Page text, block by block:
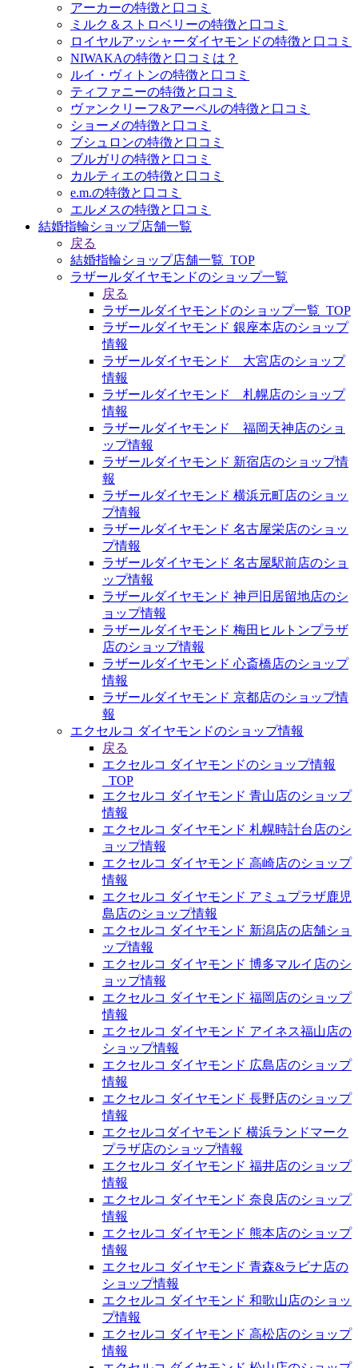
アーカーの特徴と口コミ
ミルク＆ストロベリーの特徴と口コミ
ロイヤルアッシャーダイヤモンドの特徴と口コミ
NIWAKAの特徴と口コミは？
ルイ・ヴィトンの特徴と口コミ
ティファニーの特徴と口コミ
ヴァンクリーフ&アーペルの特徴と口コミ
ショーメの特徴と口コミ
ブシュロンの特徴と口コミ
ブルガリの特徴と口コミ
カルティエの特徴と口コミ
e.m.の特徴と口コミ
エルメスの特徴と口コミ
結婚指輪ショップ店舗一覧
戻る
結婚指輪ショップ店舗一覧_TOP
ラザールダイヤモンドのショップ一覧
戻る
ラザールダイヤモンドのショップ一覧_TOP
ラザールダイヤモンド 銀座本店のショップ
情報
ラザールダイヤモンド 大宮店のショップ
情報
ラザールダイヤモンド 札幌店のショップ
情報
ラザールダイヤモンド 福岡天神店のショ
ップ情報
ラザールダイヤモンド 新宿店のショップ情
報
ラザールダイヤモンド 横浜元町店のショッ
プ情報
ラザールダイヤモンド 名古屋栄店のショッ
プ情報
ラザールダイヤモンド 名古屋駅前店のショ
ップ情報
ラザールダイヤモンド 神戸旧居留地店のシ
ョップ情報
ラザールダイヤモンド 梅田ヒルトンプラザ
店のショップ情報
ラザールダイヤモンド 心斎橋店のショップ
情報
ラザールダイヤモンド 京都店のショップ情
報
エクセルコ ダイヤモンドのショップ情報
戻る
エクセルコ ダイヤモンドのショップ情報
_TOP
エクセルコ ダイヤモンド 青山店のショップ
情報
エクセルコ ダイヤモンド 札幌時計台店のシ
ョップ情報
エクセルコ ダイヤモンド 高崎店のショップ
情報
エクセルコ ダイヤモンド アミュプラザ鹿児
島店のショップ情報
エクセルコ ダイヤモンド 新潟店の店舗ショ
ップ情報
エクセルコ ダイヤモンド 博多マルイ店のシ
ョップ情報
エクセルコ ダイヤモンド 福岡店のショップ
情報
エクセルコ ダイヤモンド アイネス福山店の
ショップ情報
エクセルコ ダイヤモンド 広島店のショップ
情報
エクセルコ ダイヤモンド 長野店のショップ
情報
エクセルコダイヤモンド 横浜ランドマーク
プラザ店のショップ情報
エクセルコ ダイヤモンド 福井店のショップ
情報
エクセルコ ダイヤモンド 奈良店のショップ
情報
エクセルコ ダイヤモンド 熊本店のショップ
情報
エクセルコ ダイヤモンド 青森&ラビナ店の
ショップ情報
エクセルコ ダイヤモンド 和歌山店のショッ
プ情報
エクセルコ ダイヤモンド 高松店のショップ
情報